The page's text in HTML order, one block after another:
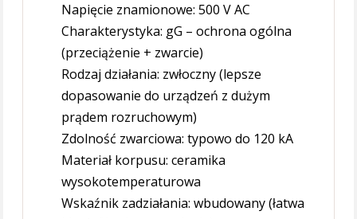
Napięcie znamionowe: 500 V AC
Charakterystyka: gG – ochrona ogólna
(przeciążenie + zwarcie)
Rodzaj działania: zwłoczny (lepsze
dopasowanie do urządzeń z dużym
prądem rozruchowym)
Zdolność zwarciowa: typowo do 120 kA
Materiał korpusu: ceramika
wysokotemperaturowa
Wskaźnik zadziałania: wbudowany (łatwa